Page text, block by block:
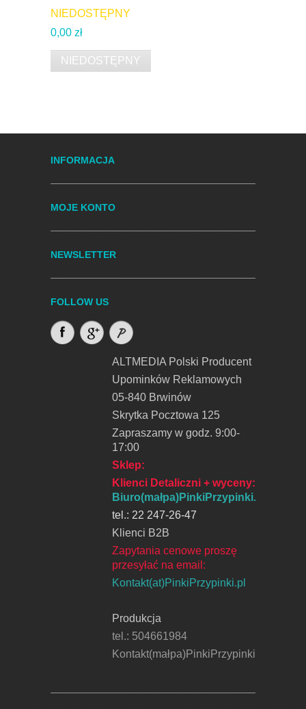
NIEDOSTĘPNY
0,00 zł
NIEDOSTĘPNY
INFORMACJA
MOJE KONTO
NEWSLETTER
FOLLOW US
ALTMEDIA Polski Producent
Upominków Reklamowych
05-840 Brwinów
Skrytka Pocztowa 125
Zapraszamy w godz. 9:00-
17:00
Sklep:
Klienci Detaliczni + wyceny:
Biuro(małpa)PinkiPrzypinki.pl
tel.: 22 247-26-47
Klienci B2B
Zapytania cenowe proszę
przesyłać na email:
Kontakt(at)PinkiPrzypinki.pl
Produkcja
tel.: 504661984
Kontakt(małpa)PinkiPrzypinki.pl